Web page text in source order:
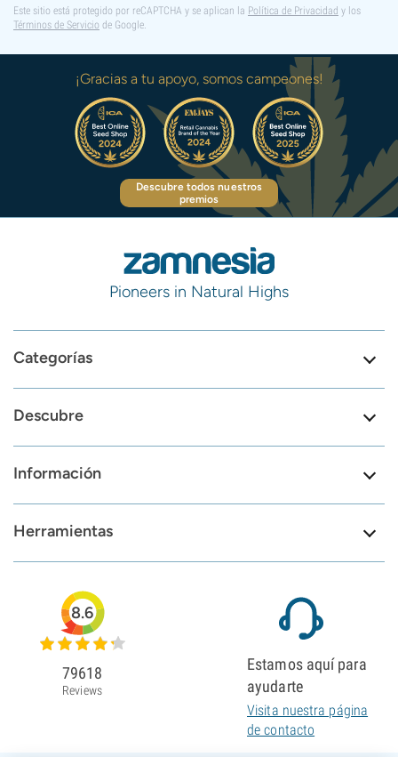
Este sitio está protegido por reCAPTCHA y se aplican la Política de Privacidad y los
Términos de Servicio de Google.
¡Gracias a tu apoyo, somos campeones!
Descubre todos nuestros
premios
Pioneers in Natural Highs
Categorías
Descubre
Información
Herramientas
8.6
79618
Reviews
Estamos aquí para
ayudarte
Visita nuestra página
de contacto